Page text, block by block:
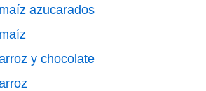
azucarados
y chocolate